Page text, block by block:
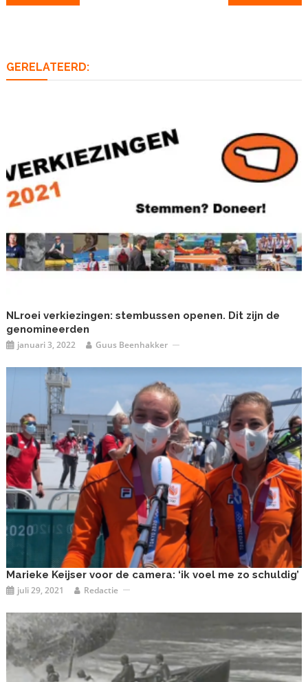
GERELATEERD:
NLroei verkiezingen: stembussen openen. Dit zijn de
genomineerden
januari 3, 2022 Guus Beenhakker
Marieke Keijser voor de camera: ‘ik voel me zo schuldig’
juli 29, 2021 Redactie